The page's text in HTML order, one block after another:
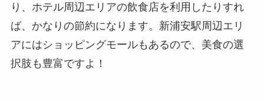
り、ホテル周辺エリアの飲食店を利用したりすれ
ば、かなりの節約になります。新浦安駅周辺エリ
アにはショッピングモールもあるので、美食の選
択肢も豊富ですよ！